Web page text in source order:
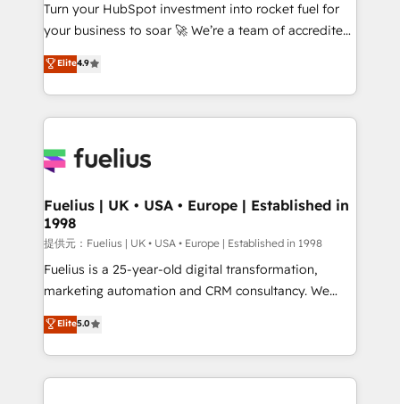
certified - the AI management standard • GuardHub:
our AI governance framework, built on ISO 42001
Ready for the next step? Click the 👈 '𝗖𝗼𝗻𝘁𝗮𝗰𝘁
𝗯𝘂𝘀𝗶𝗻𝗲𝘀𝘀' button to get in touch (𝘸𝘦'𝘳𝘦 𝘴𝘶𝘱𝘦𝘳
𝘳𝘦𝘴𝘱𝘰𝘯𝘴𝘪𝘷𝘦)
Turn your HubSpot investment into rocket fuel for
your business to soar 🚀 We’re a team of accredited
HubSpot experts ready to help you. We can
implement the platform into complex business
environments, optimise what you've got and make
sure you can actually use it, build your website in
for you and execute it on HubSpot. We are on the
framework, meaning we've been accredited by
HubSpot and vetted by the CCS, which means we
can support public sector companies as well the
other ones listed in our profile. Our services: -
HubSpot implementation - HubSpot CMS website
is there for you to: - Grow revenue, and run your
business more efficiently - Build stronger
Elite4.9
Fuelius | UK • USA • Europe | Established in
1998
提供元：Fuelius | UK • USA • Europe | Established in 1998
Fuelius is a 25-year-old digital transformation,
marketing automation and CRM consultancy. We
enable mid-market and enterprise clients to
maximise their return from digital and fuel their
growth. We modernise platforms, streamline
operations that are causing inefficiencies, improve
Elite5.0